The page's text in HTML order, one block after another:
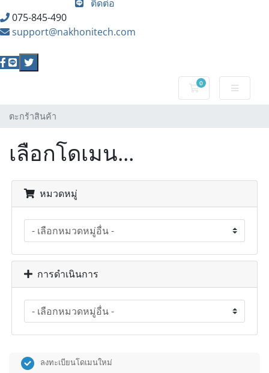
ติดต่อ
075-845-490
support@nakhonitech.com
0
ตะกร้าสินค้า
ตะกร้าสินค้า
เลือกโดเมน...
หมวดหมู่
การดำเนินการ
ลงทะเบียนโดเมนใหม่